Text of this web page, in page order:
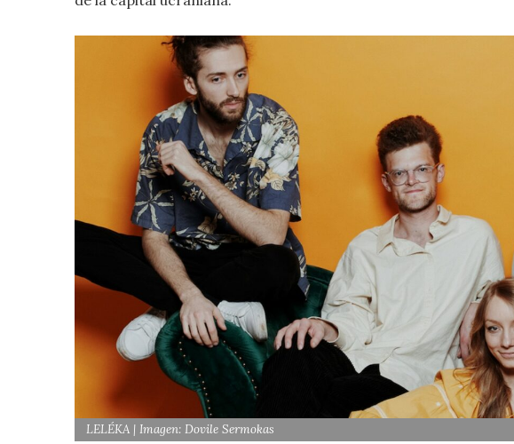
LELÉKA | Imagen: Dovile Sermokas